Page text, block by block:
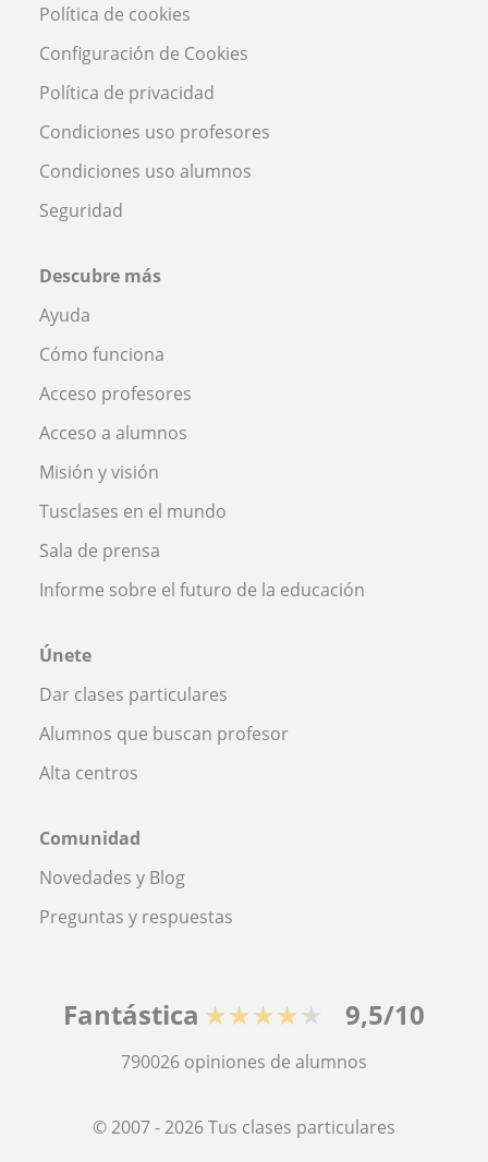
Política de cookies
Configuración de Cookies
Política de privacidad
Condiciones uso profesores
Condiciones uso alumnos
Seguridad
Descubre más
Ayuda
Cómo funciona
Acceso profesores
Acceso a alumnos
Misión y visión
Tusclases en el mundo
Sala de prensa
Informe sobre el futuro de la educación
Únete
Dar clases particulares
Alumnos que buscan profesor
Alta centros
Comunidad
Novedades y Blog
Preguntas y respuestas
Fantástica ★★★★★ 9,5/10
790026 opiniones de alumnos
© 2007 - 2026 Tus clases particulares